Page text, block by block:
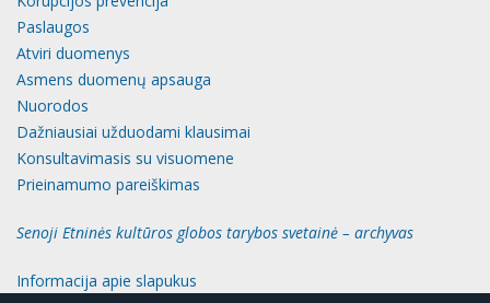
Paslaugos
Atviri duomenys
Asmens duomenų apsauga
Nuorodos
Dažniausiai užduodami klausimai
Konsultavimasis su visuomene
Prieinamumo pareiškimas
Senoji Etninės kultūros globos tarybos svetainė – archyvas
Informacija apie slapukus